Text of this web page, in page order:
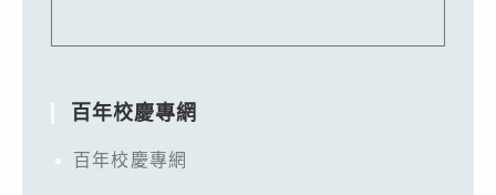
百年校慶專網
百年校慶專網